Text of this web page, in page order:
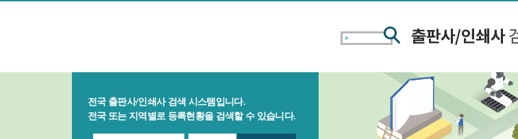
전국 출판사/인쇄사 검색 시스템입니다.
전국 또는 지역별로 등록현황을 검색할 수 있습니다.